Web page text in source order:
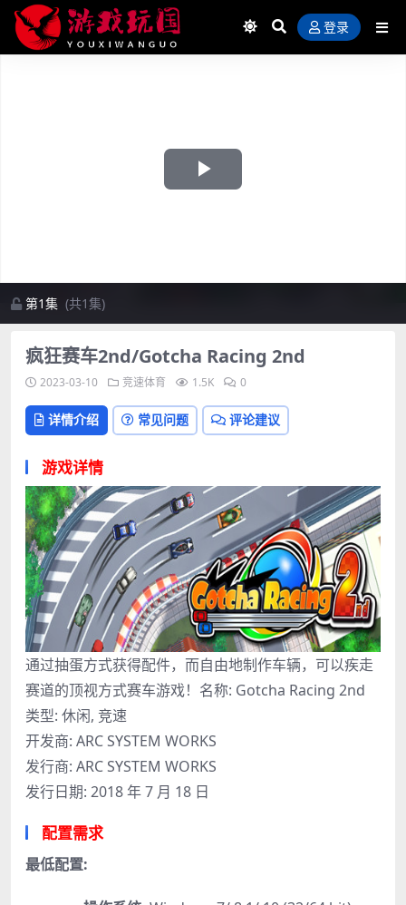
登录
Play
第1集 (共1集)
疯狂赛车2nd/Gotcha Racing 2nd
2023-03-10 竞速体育 1.5K 0
详情介绍 常见问题 评论建议
游戏详情
通过抽蛋方式获得配件，而自由地制作车辆，可以疾走
赛道的顶视方式赛车游戏！名称: Gotcha Racing 2nd
类型: 休闲, 竞速
开发商: ARC SYSTEM WORKS
发行商: ARC SYSTEM WORKS
发行日期: 2018 年 7 月 18 日
配置需求
最低配置: